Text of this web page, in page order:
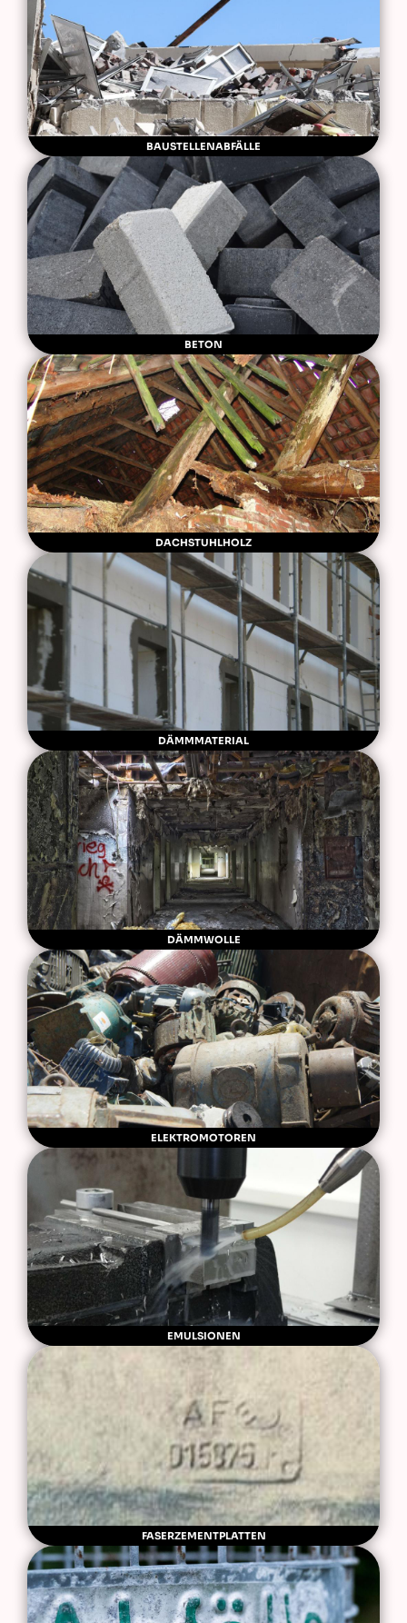
BAUSTELLENABFÄLLE
BETON
DACHSTUHLHOLZ
DÄMMMATERIAL
DÄMMWOLLE
ELEKTROMOTOREN
EMULSIONEN
FASERZEMENTPLATTEN